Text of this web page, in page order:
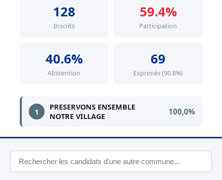
128
Inscrits
59.4%
Participation
40.6%
Abstention
69
Exprimés (90.8%)
1
PRESERVONS ENSEMBLE
NOTRE VILLAGE
100,0%